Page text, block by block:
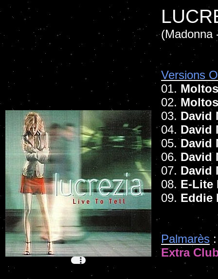
(Madonna
Versions
01.
02.
03. David
04. David
05.David
06. David
07. David
08. E-Lite
09. Eddie
Palmarès :
Extra